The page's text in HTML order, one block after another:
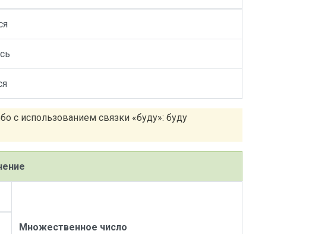
с использованием связки «буду»: буду
Множественное число